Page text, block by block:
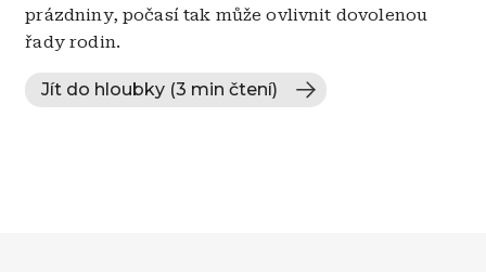
prázdniny, počasí tak může ovlivnit dovolenou
řady rodin.
Jít do hloubky (3 min čtení)